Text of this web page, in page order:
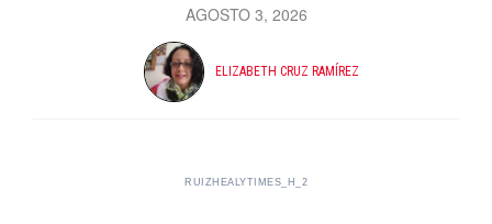
AGOSTO 3, 2026
ELIZABETH CRUZ RAMÍREZ
RUIZHEALYTIMES_H_2